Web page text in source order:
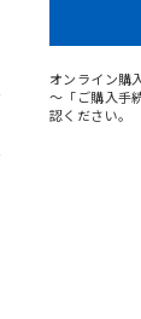
オンライン購
～「ご購入手
認ください。